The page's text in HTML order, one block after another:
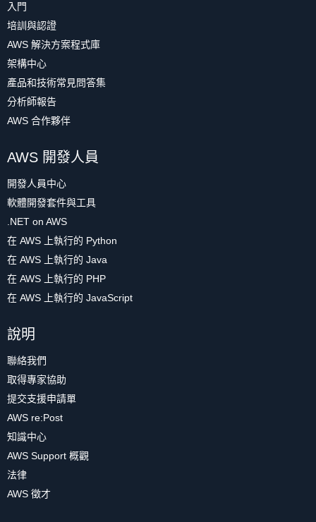
入門
培訓與認證
AWS 解決方案程式庫
架構中心
產品和技術常見問答集
分析師報告
AWS 合作夥伴
AWS 開發人員
開發人員中心
軟體開發套件與工具
.NET on AWS
在 AWS 上執行的 Python
在 AWS 上執行的 Java
在 AWS 上執行的 PHP
在 AWS 上執行的 JavaScript
說明
聯絡我們
取得專家協助
提交支援申請單
AWS re:Post
知識中心
AWS Support 概觀
法律
AWS 徵才